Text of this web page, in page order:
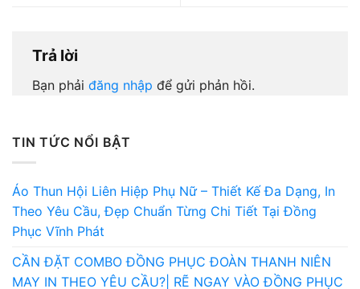
TIN TỨC NỔI BẬT
Áo Thun Hội Liên Hiệp Phụ Nữ – Thiết Kế Đa Dạng, In
Theo Yêu Cầu, Đẹp Chuẩn Từng Chi Tiết Tại Đồng
Phục Vĩnh Phát
CẦN ĐẶT COMBO ĐỒNG PHỤC ĐOÀN THANH NIÊN
MAY IN THEO YÊU CẦU?| RẼ NGAY VÀO ĐỒNG PHỤC
Trả lời
Bạn phải đăng nhập để gửi phản hồi.